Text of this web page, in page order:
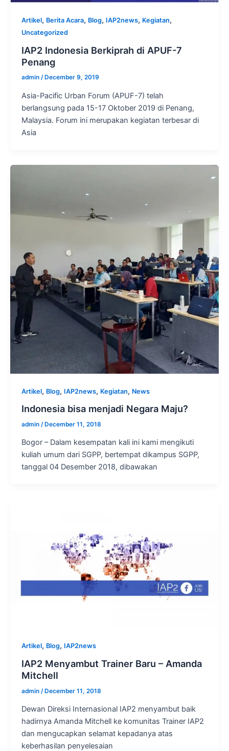
Artikel, Berita Acara, Blog, IAP2news, Kegiatan,
Uncategorized
IAP2 Indonesia Berkiprah di APUF-7
Penang
admin / December 9, 2019
Asia-Pacific Urban Forum (APUF-7) telah
berlangsung pada 15-17 Oktober 2019 di Penang,
Malaysia. Forum ini merupakan kegiatan terbesar di
Asia
Artikel, Blog, IAP2news, Kegiatan, News
Indonesia bisa menjadi Negara Maju?
admin / December 11, 2018
Bogor – Dalam kesempatan kali ini kami mengikuti
kuliah umum dari SGPP, bertempat dikampus SGPP,
tanggal 04 Desember 2018, dibawakan
Artikel, Blog, IAP2news
IAP2 Menyambut Trainer Baru – Amanda
Mitchell
admin /December 11, 2018
Dewan Direksi Internasional IAP2 menyambut baik
hadirnya Amanda Mitchell ke komunitas Trainer IAP2
dan mengucapkan selamat kepadanya atas
keberhasilan penyelesaian